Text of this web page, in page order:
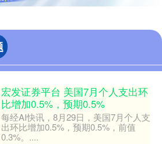
宏发证券平台 美国7月个人支出环
比增加0.5%，预期0.5%
每经AI快讯，8月29日，美国7月个人支
出环比增加0.5%，预期0.5%，前值
0.3%。....